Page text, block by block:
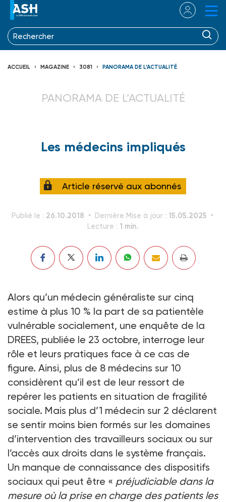
ACCUEIL MAGAZINE 3081 PANORAMA DE L’ACTUALITÉ
PANORAMA DE L’ACTUALITÉ
Les médecins impliqués
Article réservé aux abonnés
Publié le : 26.10.2018 Dernière Mise à jour : 15.05.2025
Lecture : 1 min.
Alors qu’un médecin généraliste sur cinq
estime à plus 10 % la part de sa patientèle
vulnérable socialement, une enquête de la
DREES, publiée le 23 octobre, interroge leur
rôle et leurs pratiques face à ce cas de
figure. Ainsi, plus de 8 médecins sur 10
considèrent qu’il est de leur ressort de
repérer les patients en situation de fragilité
sociale. Mais plus d’1 médecin sur 2 déclarent
se sentir moins bien formés sur les domaines
d’intervention des travailleurs sociaux ou sur
l’accès aux droits dans le système français.
Un manque de connaissance des dispositifs
sociaux qui peut être « préjudiciable dans la
mesure où la prise en charge des patients les